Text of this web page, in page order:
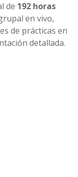
de 192 horas
en vivo,
de prácticas en
detallada.